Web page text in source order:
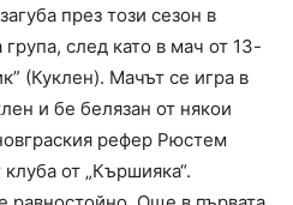
през този сезон в
след като в мач от 13-
(Куклен). Мачът се игра в
и бе белязан от някои
рефер Рюстем
от „Кършияка“.